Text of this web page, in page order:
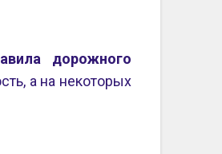
дорожного
а на некоторых